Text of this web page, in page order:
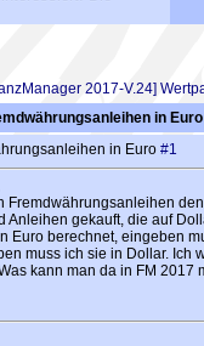
2017-V.24]
in Euro
in Euro #1
Fremdwährungsanleihen
Anleihen gekauft, die auf
Euro berechnet, eingeben
muss ich sie in Dollar. Ich
kann man da in FM 2017